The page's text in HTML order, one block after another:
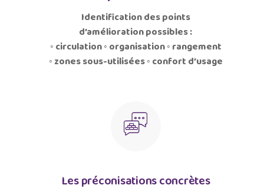
Identification des points
d’amélioration possibles :
◦ circulation ◦ organisation ◦ rangement
◦ zones sous-utilisées ◦ confort d’usage
Les préconisations concrètes